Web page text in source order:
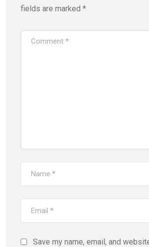
fields are marked *
Save my name, email, and